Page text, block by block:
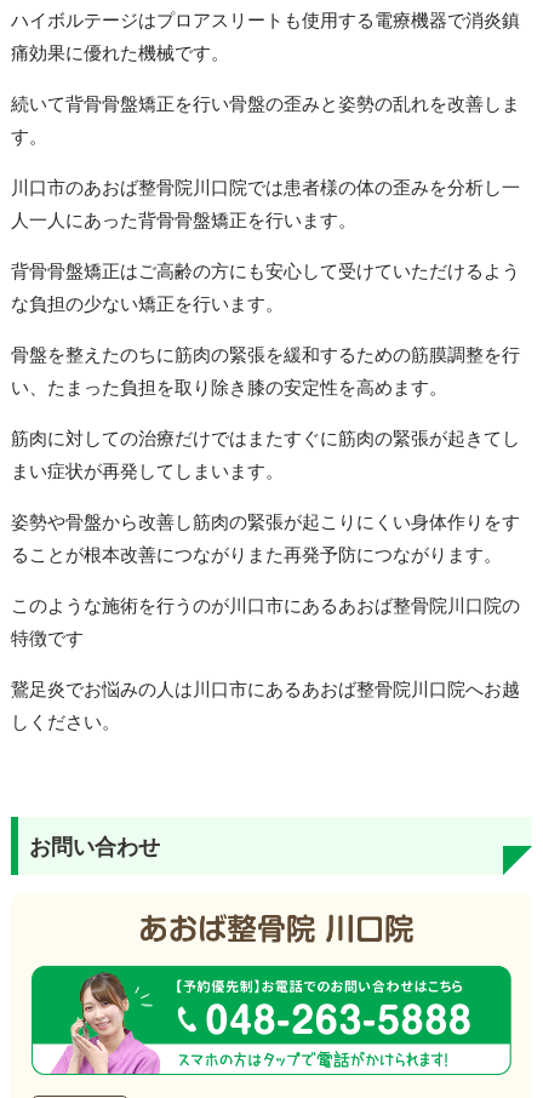
ハイボルテージはプロアスリートも使用する電療機器で消炎鎮
痛効果に優れた機械です。
続いて背骨骨盤矯正を行い骨盤の歪みと姿勢の乱れを改善しま
す。
川口市のあおば整骨院川口院では患者様の体の歪みを分析し一
人一人にあった背骨骨盤矯正を行います。
背骨骨盤矯正はご高齢の方にも安心して受けていただけるよう
な負担の少ない矯正を行います。
骨盤を整えたのちに筋肉の緊張を緩和するための筋膜調整を行
い、たまった負担を取り除き膝の安定性を高めます。
筋肉に対しての治療だけではまたすぐに筋肉の緊張が起きてし
まい症状が再発してしまいます。
姿勢や骨盤から改善し筋肉の緊張が起こりにくい身体作りをす
ることが根本改善につながりまた再発予防につながります。
このような施術を行うのが川口市にあるあおば整骨院川口院の
特徴です
鵞足炎でお悩みの人は川口市にあるあおば整骨院川口院へお越
しください。
お問い合わせ